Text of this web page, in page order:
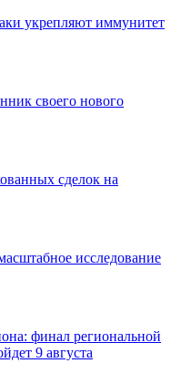
укрепляют иммунитет
своего нового
сделок на
исследование
финал региональной
9 августа